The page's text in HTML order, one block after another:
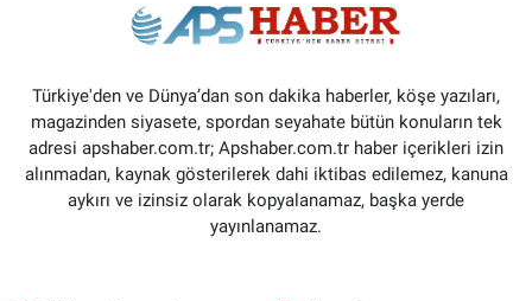
Türkiye'den ve Dünya’dan son dakika haberler, köşe yazıları,
magazinden siyasete, spordan seyahate bütün konuların tek
adresi apshaber.com.tr; Apshaber.com.tr haber içerikleri izin
alınmadan, kaynak gösterilerek dahi iktibas edilemez, kanuna
aykırı ve izinsiz olarak kopyalanamaz, başka yerde
yayınlanamaz.